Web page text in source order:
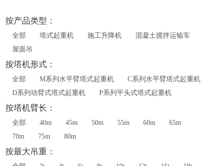
按产品类型：
全部 塔式起重机 施工升降机
混凝土搅拌运输车
屋面吊
按塔机形式：
全部 M系列水平臂塔式起重机
C系列水平臂塔式起重机
D系列动臂式塔式起重机
P系列平头式塔式起重机
按塔机臂长：
全部 40m 45m 50m 55m 60m
65m
70m
75m 80m
按最大吊重：